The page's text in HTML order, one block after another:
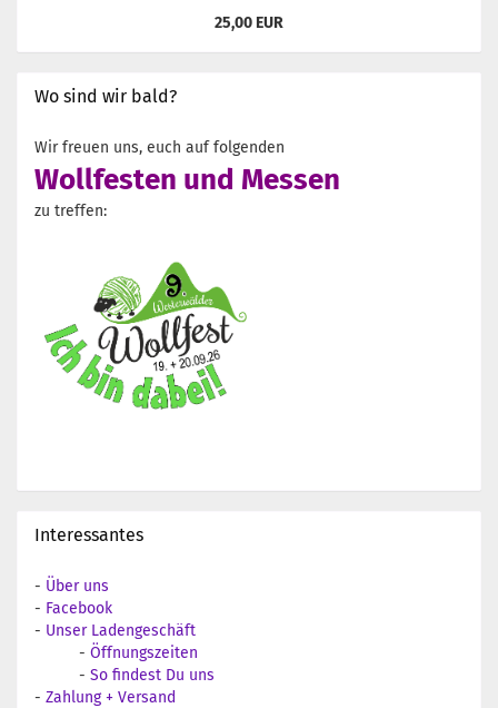
25,00 EUR
Wo sind wir bald?
Wir freuen uns, euch auf folgenden
Wollfesten und Messen
zu treffen:
Interessantes
- Über uns
- Facebook
- Unser Ladengeschäft
- Öffnungszeiten
- So findest Du uns
- Zahlung + Versand